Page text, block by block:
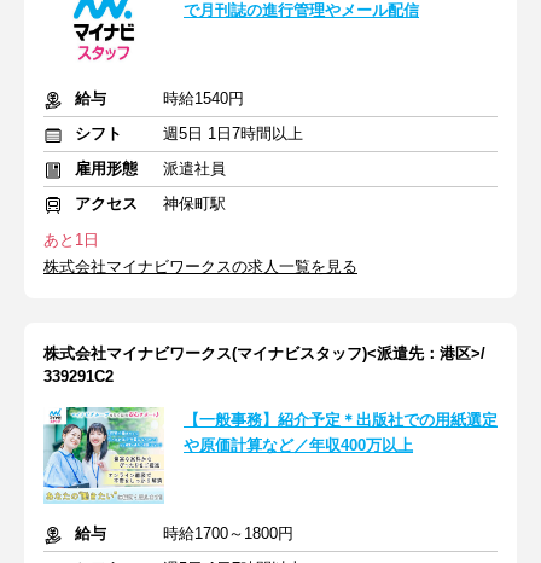
で月刊誌の進行管理やメール配信
給与
時給1540円
シフト
週5日 1日7時間以上
雇用形態
派遣社員
アクセス
神保町駅
あと1日
株式会社マイナビワークスの求人一覧を見る
株式会社マイナビワークス(マイナビスタッフ)<派遣先：港区>/
339291C2
【一般事務】紹介予定＊出版社での用紙選定
や原価計算など／年収400万以上
給与
時給1700～1800円